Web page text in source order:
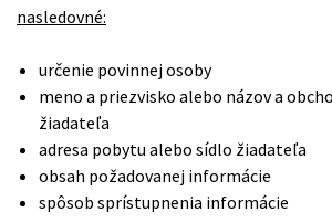
nasledovné:
určenie povinnej osoby
meno a priezvisko alebo názov a
žiadateľa
adresa pobytu alebo sídlo žiadateľa
obsah požadovanej informácie
spôsob sprístupnenia informácie